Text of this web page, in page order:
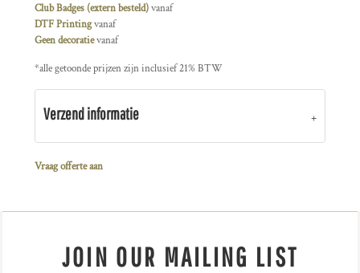
Club Badges (extern besteld)vanaf
DTF Printingvanaf
Geen decoratievanaf
*alle getoonde prijzen zijn inclusief 21% BTW
Verzend informatie
Vraag offerte aan
JOIN OUR MAILING LIST